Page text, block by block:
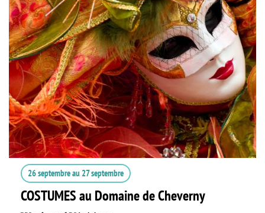
26 septembreau 27 septembre
COSTUMES au Domaine de Cheverny